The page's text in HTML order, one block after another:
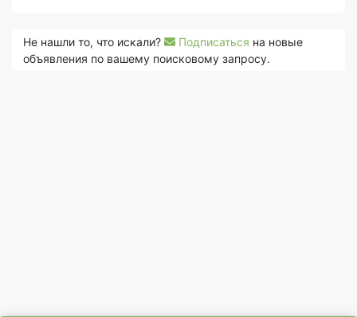
Не нашли то, что искали? Подписаться на новые
объявления по вашему поисковому запросу.